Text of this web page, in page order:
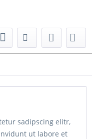
sadipscing elitr,
ut labore et